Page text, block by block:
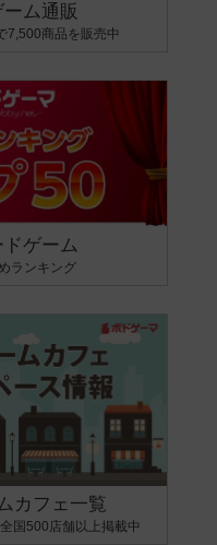
ム通販
7,500商品を販売中
ドゲーム
ランキング
カフェ一覧
国500店舗以上掲載中